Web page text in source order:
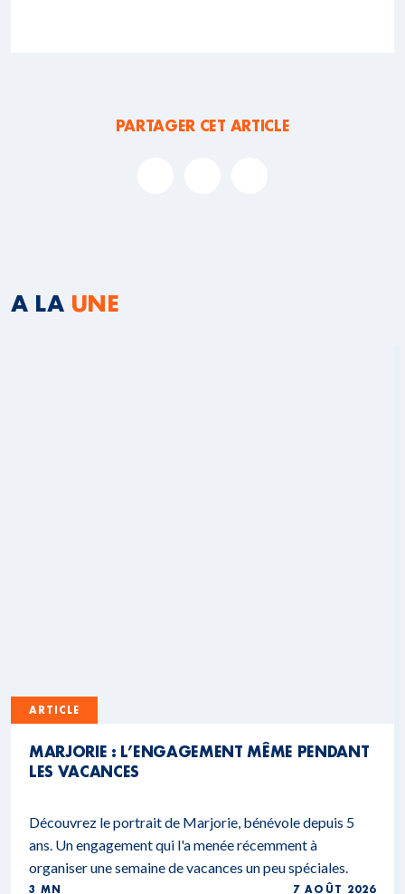
PARTAGER CET ARTICLE
A LA UNE
ARTICLE
MARJORIE : L’ENGAGEMENT MÊME PENDANT
LES VACANCES
Découvrez le portrait de Marjorie, bénévole depuis 5
ans. Un engagement qui l'a menée récemment à
organiser une semaine de vacances un peu spéciales.
3 MN 7 AOÛT 2026